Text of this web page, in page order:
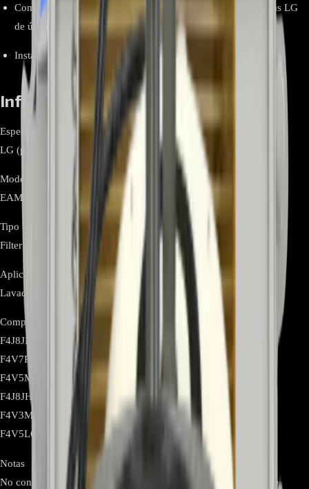
Compatibilidad comprobada con varios modelos de lavadoras LG
de última generación.
Instalación sencilla en la ubicación original del filtro de línea.
Información relevante
Especificación Detalle Marca
LG (pieza original)
Modelo
EAM62492313
Tipo
Filter Assembly / Noise Filter (filtro EMI/RFI de entrada AC)
Aplicación
Lavadoras LG de carga frontal con motor Inverter
Compatibilidad
F4J8JHP2SD.AESEECD / FH4G1JCHK6N.ASSFBRS /
F4V7RCP2T.ASSEECD / F4V9MCP2E.ABLECOL /
F4V5MRPKJ.AMBECOL / F4J8JHP2S.AESECOL /
F4J8JHP2SD.AESECOL / FH4G1JCHK6N.ASSECOL /
F4V3MGP4W.ABWECOL / F4V9LCP2E.ABLECOL /
F4V5LGP2P.APTECOL.
Notas
No confundir con filtros de pelusas o de bomba de desagüe; este